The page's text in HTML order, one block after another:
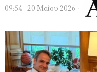
09:54 - 20 Μαΐου 2026